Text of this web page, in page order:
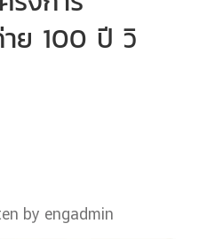
ย 100 ปี วิ
by engadmin